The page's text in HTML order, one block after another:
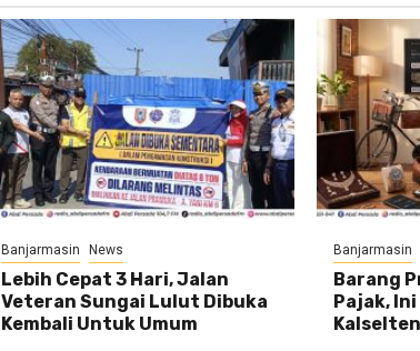
Banjarmasin News
Lebih Cepat 3 Hari, Jalan
Veteran Sungai Lulut Dibuka
Kembali Untuk Umum
Banjarmasin
Barang
Pajak,